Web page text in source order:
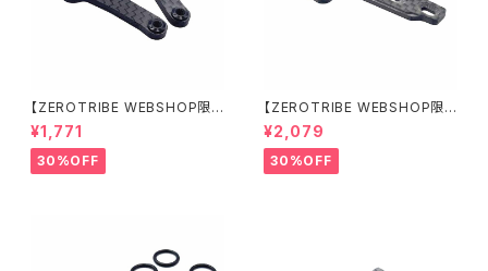
【ZEROTRIBE WEBSHOP限
定価格】RCM-X4-CSAF カ
ーボンフロントステアリングアー
ムセット XRAY X4用
¥1,771
30%OFF
【ZEROTRIBE WEBSHOP限
定価格】RCM-X4-FSM-F G
eoCarbon フローティングフロ
ントサーボマウント XRAY X4用
¥2,079
30%OFF